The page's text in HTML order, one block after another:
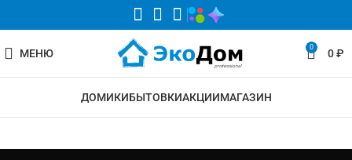
МЕНЮ 0 0₽
ДОМИКИБЫТОВКИАКЦИИМАГАЗИН